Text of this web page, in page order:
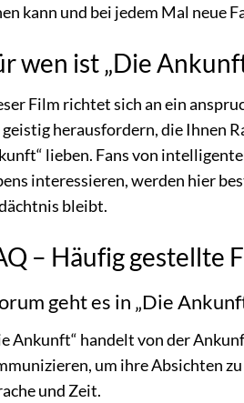
kann und bei jedem Mal neue
wen ist „Die
Film richtet sich an ein
geistig herausfordern, die Ihnen
lieben. Fans von
interessieren, werden hier
bleibt.
– Häufig gestellte
geht es in „Die
Ankunft“ handelt von der
um ihre Absichten
und Zeit.